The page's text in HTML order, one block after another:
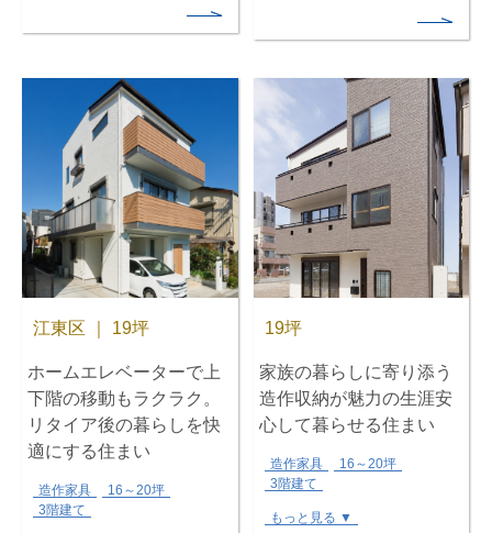
江東区 ｜ 19坪
ホームエレベーターで上
下階の移動もラクラク。
リタイア後の暮らしを快
適にする住まい
造作家具
16～20坪
3階建て
19坪
家族の暮らしに寄り添う
造作収納が魅力の生涯安
心して暮らせる住まい
造作家具
16～20坪
3階建て
もっと見る ▼